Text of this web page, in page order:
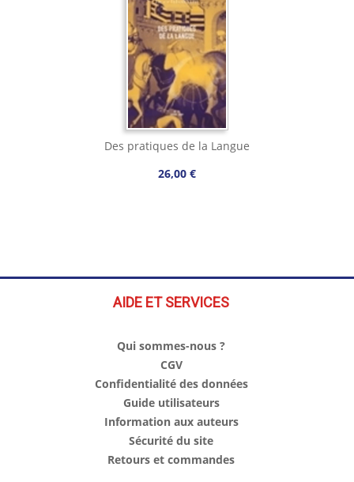
Des pratiques de la Langue
26,00 €
AIDE ET SERVICES
Qui sommes-nous ?
CGV
Confidentialité des données
Guide utilisateurs
Information aux auteurs
Sécurité du site
Retours et commandes